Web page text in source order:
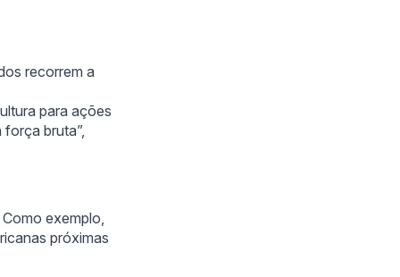
recorrem a
para ações
bruta”,
exemplo,
próximas